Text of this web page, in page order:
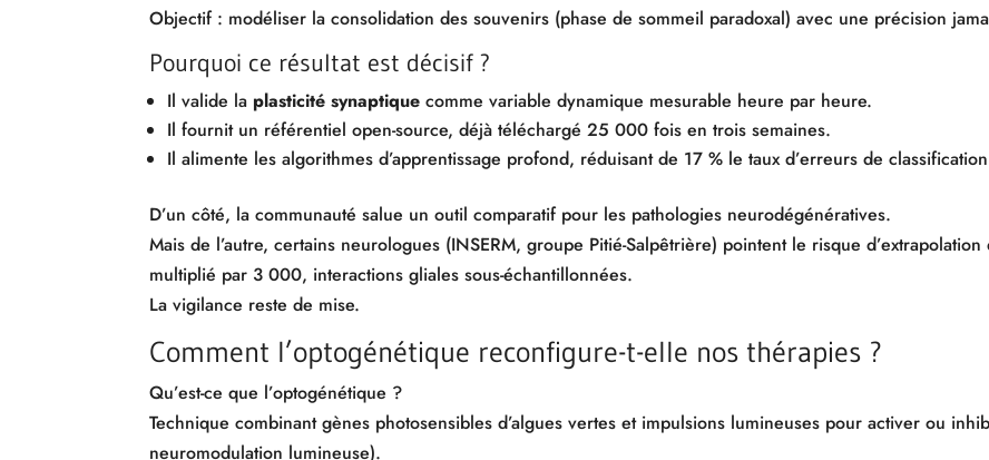
Objectif : modéliser la consolidation des souvenirs (phase de sommeil paradoxal) avec une précision
Pourquoi ce résultat est décisif ?
Il valide la plasticité synaptique comme variable dynamique mesurable heure par heure.
Il fournit un référentiel open-source, déjà téléchargé 25 000 fois en trois semaines.
Il alimente les algorithmes d’apprentissage profond, réduisant de 17 % le taux d’erreurs de
D’un côté, la communauté salue un outil comparatif pour les pathologies neurodégénératives.
Mais de l’autre, certains neurologues (INSERM, groupe Pitié-Salpêtrière) pointent le risque
multiplié par 3 000, interactions gliales sous-échantillonnées.
La vigilance reste de mise.
Comment l’optogénétique reconfigure-t-elle nos thérapies ?
Qu’est-ce que l’optogénétique ?
Technique combinant gènes photosensibles d’algues vertes et impulsions lumineuses pour activer ou
neuromodulation lumineuse).